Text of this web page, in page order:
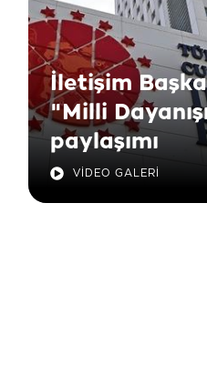
İletişim
"Milli
paylaşımı
VİDEO GALERİ